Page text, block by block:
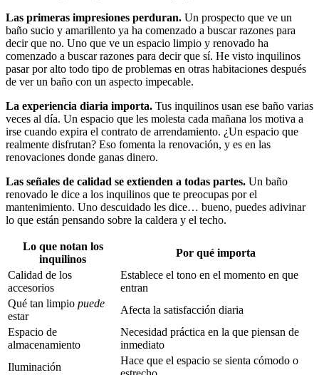
Las primeras impresiones perduran. Un prospecto que ve un
baño sucio y amarillento ya ha comenzado a buscar razones para
decir que no. Uno que ve un espacio limpio y renovado ha
comenzado a buscar razones para decir que sí. He visto inquilinos
pasar por alto todo tipo de problemas en otras habitaciones después
de ver un baño con un aspecto impecable.
La experiencia diaria importa. Tus inquilinos usan ese baño varias
veces al día. Un espacio que les molesta cada mañana los motiva a
irse cuando expira el contrato de arrendamiento. ¿Un espacio que
realmente disfrutan? Eso fomenta la renovación, y es en las
renovaciones donde ganas dinero.
Las señales de calidad se extienden a todas partes. Un baño
renovado le dice a los inquilinos que te preocupas por el
mantenimiento. Uno descuidado les dice… bueno, puedes adivinar
lo que están pensando sobre la caldera y el techo.
Lo que notan los
inquilinos
Por qué importa
Calidad de los
accesorios
Establece el tono en el momento en que
entran
Qué tan limpio puede
estar
Afecta la satisfacción diaria
Espacio de
almacenamiento
Necesidad práctica en la que piensan de
inmediato
Iluminación
Hace que el espacio se sienta cómodo o